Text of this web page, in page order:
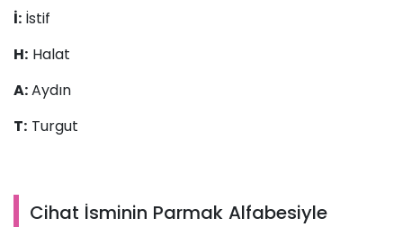
İ: İstif
H: Halat
A:Aydın
T: Turgut
Cihat İsminin Parmak Alfabesiyle